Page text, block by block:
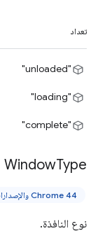
تعداد
"unloaded"
"loading"
"complete"
WindowType
Chrome 44 والإصدارات الأحدث
نوع النافذة.